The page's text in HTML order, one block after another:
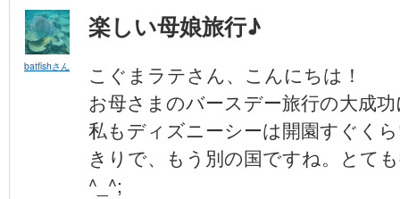
batfishさん
楽しい母娘旅行♪
こぐまラテさん、こんにちは！
お母さまのバースデー旅行の大成
私もディズニーシーは開園すぐく
きりで、もう別の国ですね。とて
^_^;